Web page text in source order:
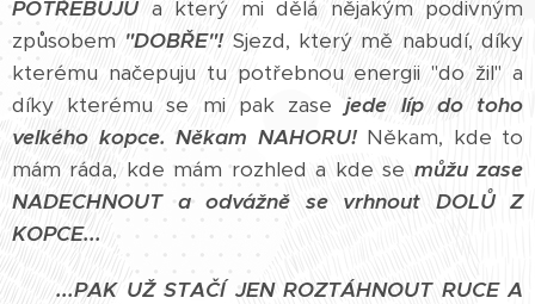
POTŘEBUJU a který mi dělá nějakým podivným
způsobem "DOBŘE"! Sjezd, který mě nabudí, díky
kterému načepuju tu potřebnou energii "do žil" a
díky kterému se mi pak zasejede líp do toho
velkého kopce. Někam NAHORU! Někam, kde to
mám ráda, kde mám rozhled a kde se můžu zase
NADECHNOUT a odvážně se vrhnout DOLŮ Z
KOPCE...
...PAK UŽ STAČÍ JEN ROZTÁHNOUT RUCE A